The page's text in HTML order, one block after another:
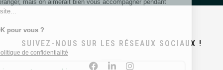
SUIVEZ-NOUS SUR LES RÉSEAUX SOCIAUX !